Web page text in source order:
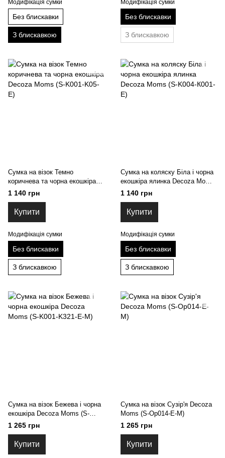
Модифікація сумки
Без блискавки
З блискавкою
Модифікація сумки
Без блискавки
З блискавкою
Сумка на візок Темно
коричнева та чорна екошкіра
Decoza Moms (S-K001-K05-Е)
1 140 грн
Купити
Модифікація сумки
Без блискавки
З блискавкою
Сумка на коляску Біла і чорна
екошкіра ялинка Decoza Moms
(S-K004-К001-E)
1 140 грн
Купити
Модифікація сумки
Без блискавки
З блискавкою
Сумка на візок Бежева і чорна
екошкіра Decoza Moms (S-
K001-K321-E-M)
1 265 грн
Купити
Сумка на візок Сузір'я Decoza
Moms (S-Op014-Е-M)
1 265 грн
Купити